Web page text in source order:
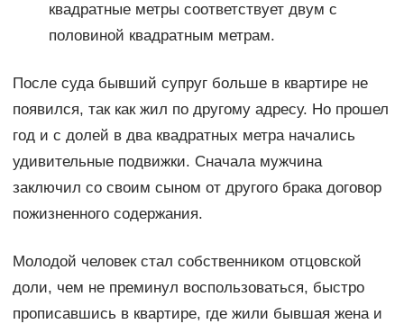
квадратные метры соответствует двум с
половиной квадратным метрам.
После суда бывший супруг больше в квартире не
появился, так как жил по другому адресу. Но прошел
год и с долей в два квадратных метра начались
удивительные подвижки. Сначала мужчина
заключил со своим сыном от другого брака договор
пожизненного содержания.
Молодой человек стал собственником отцовской
доли, чем не преминул воспользоваться, быстро
прописавшись в квартире, где жили бывшая жена и